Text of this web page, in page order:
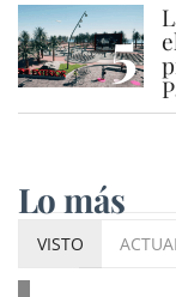
5
Lo más
VISTO